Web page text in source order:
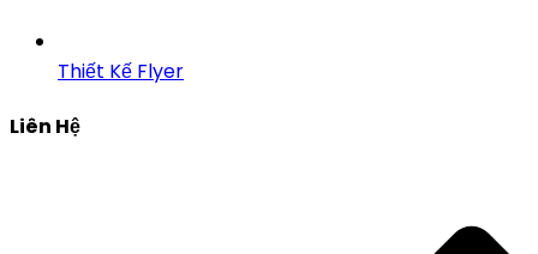
Thiết Kế Flyer
Liên Hệ